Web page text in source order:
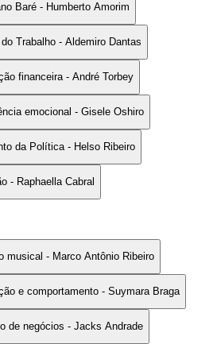
Baré - Humberto Amorim
do Trabalho - Aldemiro Dantas
financeira - André Torbey
emocional - Gisele Oshiro
da Política - Helso Ribeiro
- Raphaella Cabral
musical - Marco Antônio Ribeiro
e comportamento - Suymara Braga
de negócios - Jacks Andrade